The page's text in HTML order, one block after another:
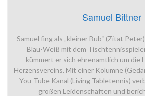
Samuel Bittner
Samuel fing als „kleiner Bub“ (Zitat
Blau-Weiß mit dem
kümmert er sich ehrenamtlich um die
Herzensvereins. Mit einer Kolumne
You-Tube Kanal (Living Tabletennis)
großen Leidenschaften und